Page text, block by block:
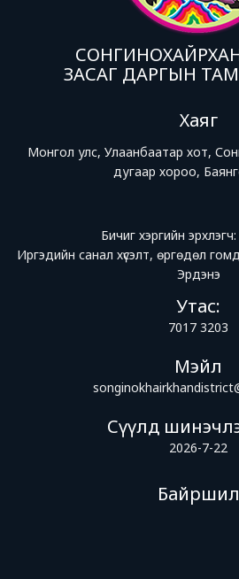
СОНГИНОХАЙРХАН
ЗАСАГ ДАРГЫН
Хаяг
Монгол улс, Улаанбаатар хот,
дугаар хороо,
Бичиг хэргийн
Иргэдийн санал хүсэлт, өргөдөл
Эрдэнэ
Утас:
7017 3203
Мэйл
Сүүлд
2026-7-22
Байршил